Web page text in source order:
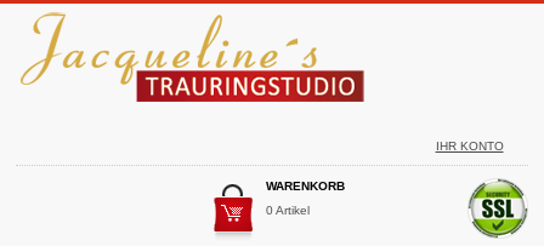
IHR KONTO
WARENKORB
0 Artikel